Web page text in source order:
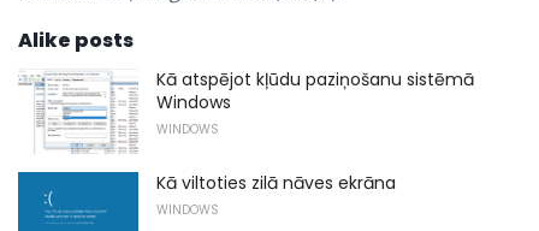
Alike posts
Kā atspējot kļūdu paziņošanu sistēmā
Windows
WINDOWS
Kā viltoties zilā nāves ekrāna
WINDOWS